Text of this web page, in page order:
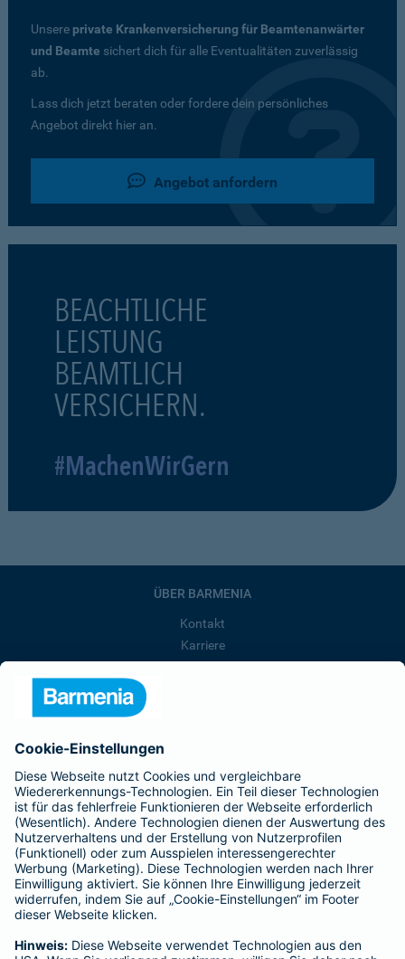
Unsere private Krankenversicherung für Beamtenanwärter
und Beamte sichert dich für alle Eventualitäten zuverlässig
ab.
Lass dich jetzt beraten oder fordere dein persönliches
Angebot direkt hier an.
Angebot anfordern
BEACHTLICHE
LEISTUNG
BEAMTLICH
VERSICHERN.
#MachenWirGern
ÜBER BARMENIA
Kontakt
Karriere
Barmenia ist Teil der BarmeniaGothaer
BELIEBTE SEITEN
Kranken-Zusatzversicherung
Tierversicherungen
Haftpflichtversicherung
Hausratversicherung